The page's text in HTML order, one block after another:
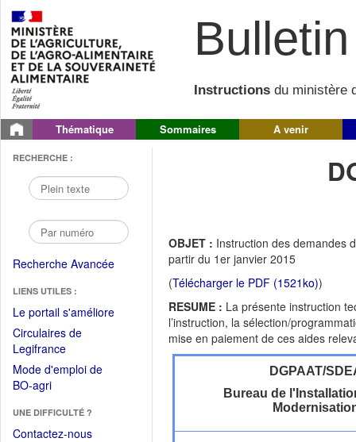
Instructions du ministère
Thématique Sommaires A venir
RECHERCHE :
Recherche Avancée
LIENS UTILES :
Le portail s'améliore(Fichier
Circulaires de
Legifrance(Ouvrir
dans
une
fenêtre)
Mode d'emploi de
BO-agri(Ouvrir
une
nouvelle
UNE DIFFICULTÉ ?
Contactez-nous
OBJET : Instruction des demandes
partir du 1er janvier 2015
(Télécharger le PDF (1521ko))
RESUME : La présente instruction
l’instruction, la sélection/
mise en paiement de ces aides
DGPAAT/
Bureau de